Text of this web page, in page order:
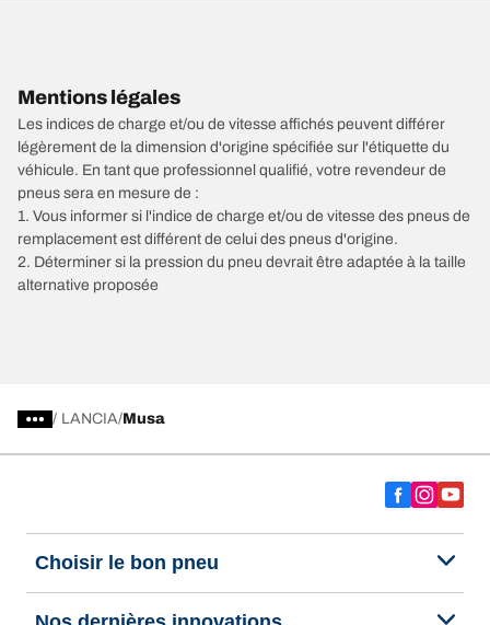
Mentions légales
Les indices de charge et/ou de vitesse affichés peuvent différer
légèrement de la dimension d'origine spécifiée sur l'étiquette du
véhicule. En tant que professionnel qualifié, votre revendeur de
pneus sera en mesure de :
1. Vous informer si l'indice de charge et/ou de vitesse des pneus de
remplacement est différent de celui des pneus d'origine.
2. Déterminer si la pression du pneu devrait être adaptée à la taille
alternative proposée
/ LANCIA Musa
Choisir le bon pneu